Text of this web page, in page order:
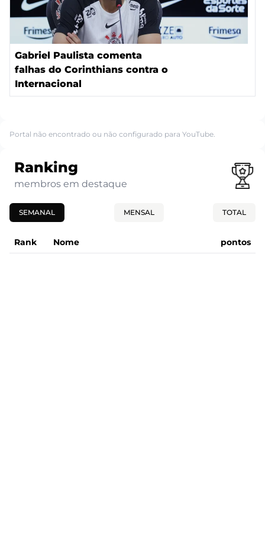
Gabriel Paulista comenta
falhas do Corinthians contra o
Internacional
Portal não encontrado ou não configurado para YouTube.
Ranking
membros em destaque
SEMANAL MENSAL TOTAL
Rank Nome pontos